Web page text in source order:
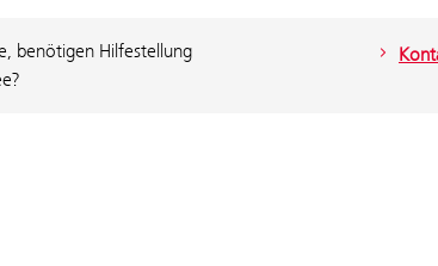
benötigen Hilfestellung